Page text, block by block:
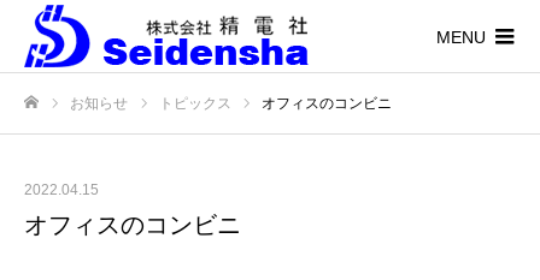
MENU
お知らせ トピックス オフィスのコンビニ
2022.04.15
オフィスのコンビニ